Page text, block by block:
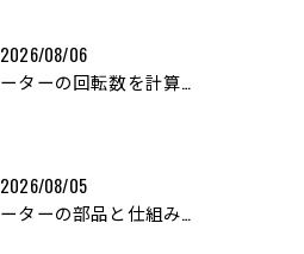
2026/08/06
モーターの回転数を計算から実践まで徹底解説
2026/08/05
モーターの部品と仕組みを図解で学ぶ基礎知識まとめ